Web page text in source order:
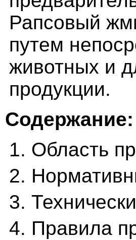
Рапсовый
путем
животных и
продукции.
Содержание:
1. Область
2.
3.
4. Правила